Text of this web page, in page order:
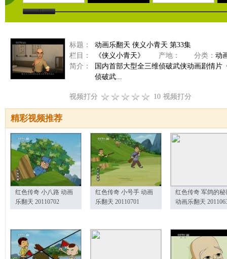
标题：
动画乐翻天 侠义小青天 第33集
栏目：
《侠义小青天》 产地： 分类： 动
简介：
国内首部大型全三维侦破武侠动画剧情
侦破武...
视频打分 10 视频打分
精彩视频推荐
红色传奇 小八路 动画
乐翻天 20110702
红色传奇 小号手 动画
乐翻天 20110701
红色传奇 军鸽的秘
动画乐翻天